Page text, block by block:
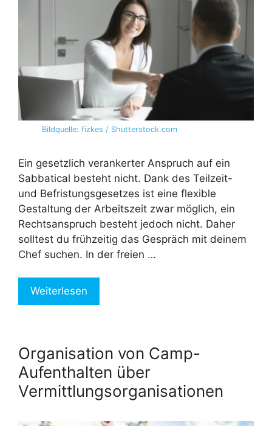
Bildquelle: fizkes / Shutterstock.com
Ein gesetzlich verankerter Anspruch auf ein
Sabbatical besteht nicht. Dank des Teilzeit-
und Befristungsgesetzes ist eine flexible
Gestaltung der Arbeitszeit zwar möglich, ein
Rechtsanspruch besteht jedoch nicht. Daher
solltest du frühzeitig das Gespräch mit deinem
Chef suchen. In der freien …
Weiterlesen
Organisation von Camp-
Aufenthalten über
Vermittlungsorganisationen